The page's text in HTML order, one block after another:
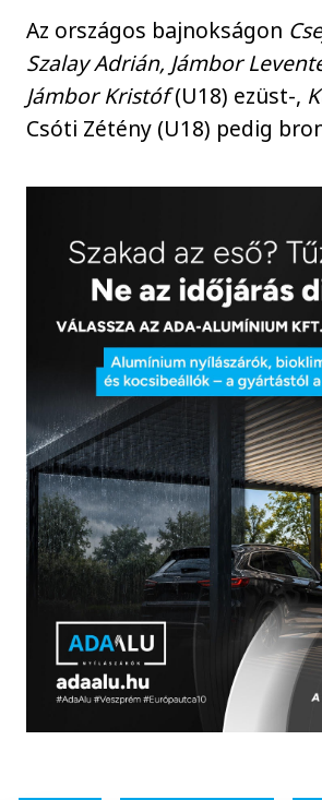
Az országos bajnokságon
Szalay Adrián, Jámbor
Jámbor Kristóf(U18) ezüst-,
Csóti Zétény (U18) pedig